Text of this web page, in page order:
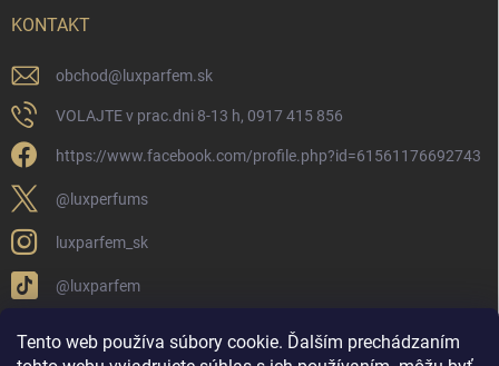
Tento web používa súbory cookie. Ďalším prechádzaním
KONTAKT
obchod@ luxparfem.sk
VOLAJTE v prac.dni 8-13 h, 0917 415 856
https://www.facebook.com/profile.php?id=61561176692743
@luxperfums
luxparfem_sk
@luxparfem